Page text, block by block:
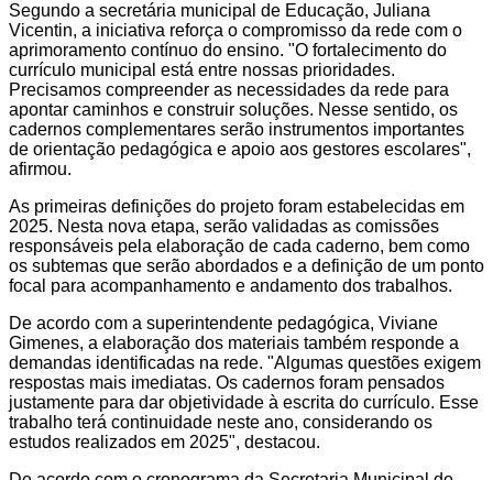
Segundo a secretária municipal de Educação, Juliana
Vicentin, a iniciativa reforça o compromisso da rede com o
aprimoramento contínuo do ensino. "O fortalecimento do
currículo municipal está entre nossas prioridades.
Precisamos compreender as necessidades da rede para
apontar caminhos e construir soluções. Nesse sentido, os
cadernos complementares serão instrumentos importantes
de orientação pedagógica e apoio aos gestores escolares",
afirmou.
As primeiras definições do projeto foram estabelecidas em
2025. Nesta nova etapa, serão validadas as comissões
responsáveis pela elaboração de cada caderno, bem como
os subtemas que serão abordados e a definição de um ponto
focal para acompanhamento e andamento dos trabalhos.
De acordo com a superintendente pedagógica, Viviane
Gimenes, a elaboração dos materiais também responde a
demandas identificadas na rede. "Algumas questões exigem
respostas mais imediatas. Os cadernos foram pensados
justamente para dar objetividade à escrita do currículo. Esse
trabalho terá continuidade neste ano, considerando os
estudos realizados em 2025", destacou.